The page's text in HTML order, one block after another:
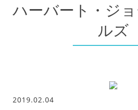
ハーバート・ジ
ルズ
2019.02.04